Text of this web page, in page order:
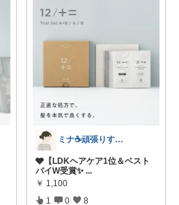
ミナ☕️頑張りすぎない暮らし🏠
🩶【LDKヘアケア1位＆ベスト
バイW受賞✨ ...
￥ 1,100
1 0 8